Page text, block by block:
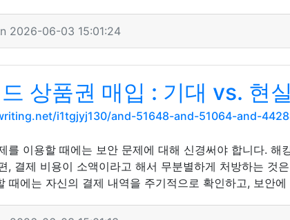
2026-06-03 15:01:24
상품권 매입 : 기대 vs. 현실
i1tgjyj130/and-51648-and-51064-and-
를 이용할 때에는 보안 문제에 대해 신경써야 합니다.
, 결제 비용이 소액이라고 해서 무분별하게 처방하는 것
때에는 자신의 결제 내역을 주기적으로 확인하고, 보안